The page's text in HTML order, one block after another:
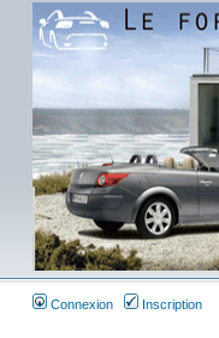
Connexion Inscription